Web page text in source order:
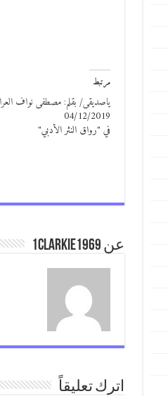
مرتبط
ياصديقي/ بقلم: مصطفى نواف
04/12/2019
في "رواق النثر الأدبي"
عن 1clarkie1969
اترك تعليقاً